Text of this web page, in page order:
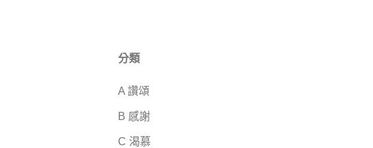
分類
A 讚頌
B 感謝
C 渴慕